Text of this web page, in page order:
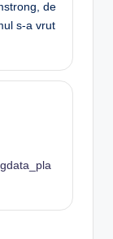
de
s-a vrut